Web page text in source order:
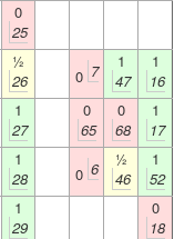
0
25
½
26
0 7
1
47
1
16
1
27
0
65
0
68
1
17
1
28
0 6
½
46
1
52
1
29
0
18